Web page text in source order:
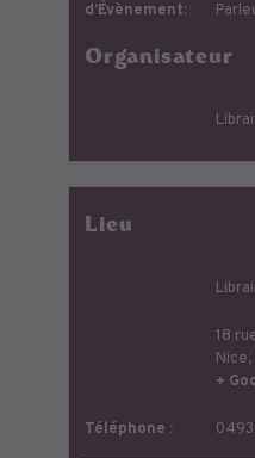
d’Évènement:
Organisateur
Lieu
18
Nice,
+
Téléphone :